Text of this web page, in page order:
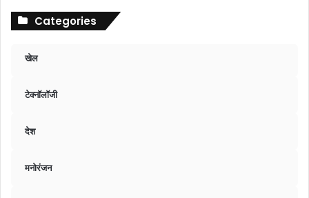
Categories
खेल
टेक्नॉलॉजी
देश
मनोरंजन